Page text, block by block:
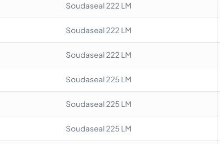
Soudaseal 222 LM
Soudaseal 222 LM
Soudaseal 222 LM
Soudaseal 225 LM
Soudaseal 225 LM
Soudaseal 225 LM